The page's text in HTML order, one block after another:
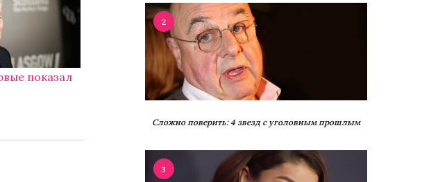
показал
2
Сложно поверить: 4 звезд с уголовным прошлым
3